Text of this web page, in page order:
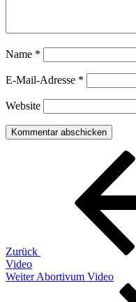
Name *
E-Mail-Adresse *
Website
Beitragsnavigation
Zurück
Video
Nächster
Weiter Abortivum Video